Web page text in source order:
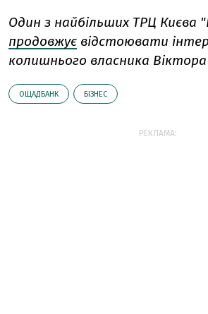
Один з найбільших ТРЦ Києва
продовжує відстоювати
колишнього власника
ОЩАДБАНК БІЗНЕС
РЕКЛАМА: